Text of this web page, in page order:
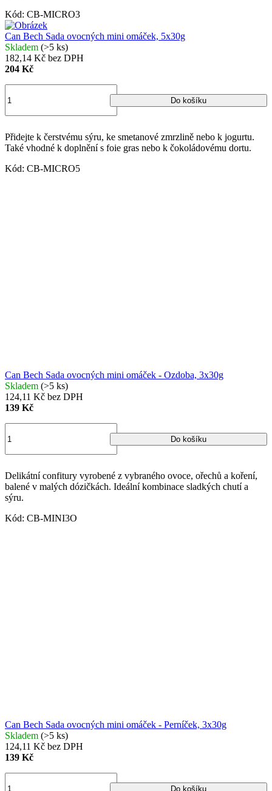
Kód: CB-MICRO3
Can Bech Sada ovocných mini omáček, 5x30g
Skladem (>5 ks)
182,14 Kč bez DPH
204 Kč
Do košíku
Přidejte k čerstvému sýru, ke smetanové zmrzlině nebo k jogurtu.
Také vhodné k doplnění s foie gras nebo k čokoládovému dortu.
Kód: CB-MICRO5
Can Bech Sada ovocných mini omáček - Ozdoba, 3x30g
Skladem (>5 ks)
124,11 Kč bez DPH
139 Kč
Do košíku
Delikátní confitury vyrobené z vybraného ovoce, ořechů a koření,
balené v malých dózičkách. Ideální kombinace sladkých chutí a
sýru.
Kód: CB-MINI3O
Can Bech Sada ovocných mini omáček - Perníček, 3x30g
Skladem (>5 ks)
124,11 Kč bez DPH
139 Kč
Do košíku